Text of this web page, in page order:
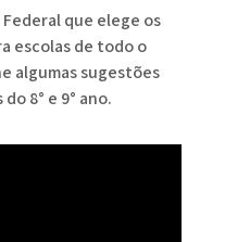
que elege os
escolas de todo o
algumas sugestões
8° e 9° ano.